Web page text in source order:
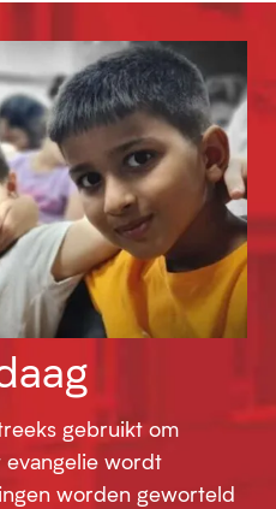
gebruikt om
wordt
worden geworteld